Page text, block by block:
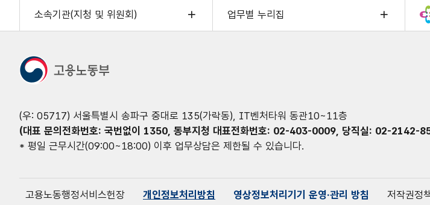
소속기관(지청 및 위원회) 업무별 누리집
(우: 05717) 서울특별시 송파구 중대로 135(가락동), IT벤처타워 동관10~11층
(대표 문의전화번호: 국번없이 1350, 동부지청 대표전화번호: 02-403-0009, 당직실: 02-
* 평일 근무시간(09:00~18:00) 이후 업무상담은 제한될 수 있습니다.
고용노동행정서비스헌장 개인정보처리방침 영상정보처리기기 운영·관리 방침 저작권정